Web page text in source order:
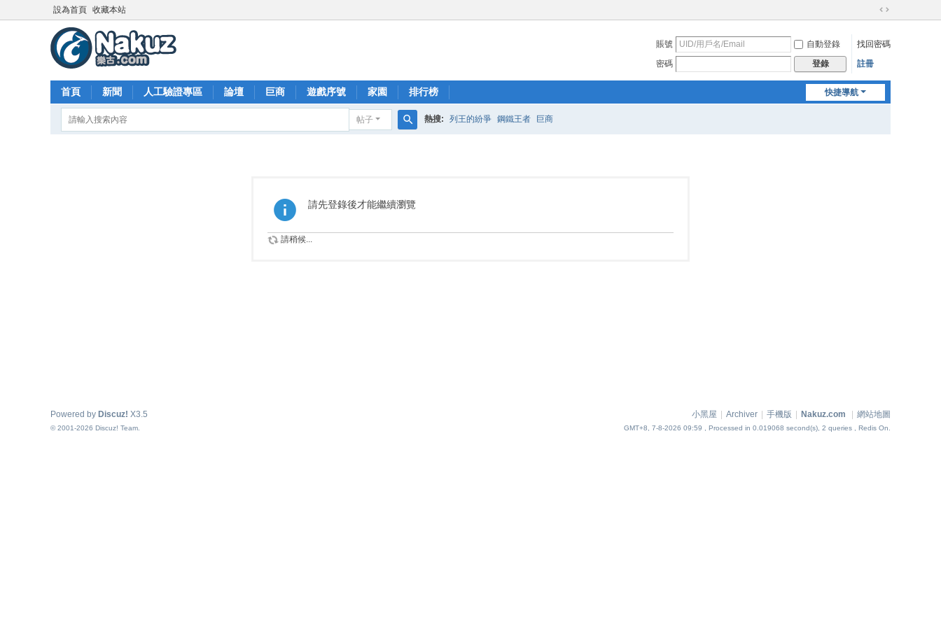
設為首頁 收藏本站
切
到
賬號 自動登錄
找回密碼
密碼
登錄 註冊
快捷導航
首頁 新聞 人工驗證專區 論壇 巨商 遊戲序號 家園 排行榜
帖子 熱搜: 列王的紛爭 鋼鐵王者 巨商
請先登錄後才能繼續瀏覽
請稍候...
小黑屋 Archiver 手機版 Nakuz.com 網站地圖
GMT+8, 7-8-2026 09:59 , Processed in 0.019068 second(s), 2 queries , Redis On.
Powered by Discuz! X3.5
© 2001-2026 Discuz! Team